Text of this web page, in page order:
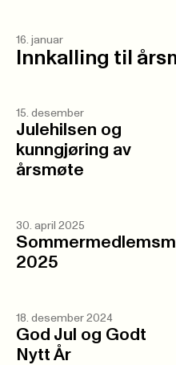
16. januar
Innkalling til
15. desember
Julehilsen og
kunngjøring av
årsmøte
30. april 2025
2025
18. desember 2024
God Jul og Godt
Nytt År